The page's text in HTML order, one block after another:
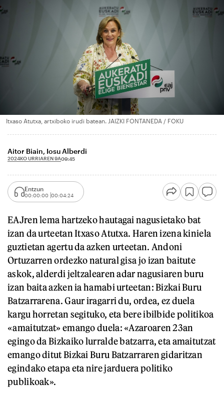
Itxaso Atutxa, artxiboko irudi batean. JAIZKI FONTANEDA / FOKU
Aitor Biain, Iosu Alberdi
2024KO URRIAREN 9A09:45
Entzun
00:00:00 00:04:24
EAJren lema hartzeko hautagai nagusietako bat
izan da urteetan Itxaso Atutxa. Haren izena kiniela
guztietan agertu da azken urteetan. Andoni
Ortuzarren ordezko natural gisa jo izan baitute
askok, alderdi jeltzalearen adar nagusiaren buru
izan baita azken ia hamabi urteetan: Bizkai Buru
Batzarrarena. Gaur iragarri du, ordea, ez duela
kargu horretan segituko, eta bere ibilbide politikoa
«amaitutzat» emango duela: «Azaroaren 23an
egingo da Bizkaiko lurralde batzarra, eta amaitutzat
emango ditut Bizkai Buru Batzarraren gidaritzan
egindako etapa eta nire jarduera politiko
publikoak».